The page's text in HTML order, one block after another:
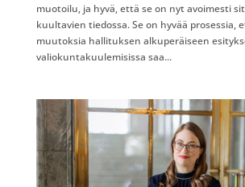
muotoilu, ja hyvä, että se on nyt avoimesti
kuultavien tiedossa. Se on hyvää prosessia,
muutoksia hallituksen alkuperäiseen
valiokuntakuulemisissa saa...